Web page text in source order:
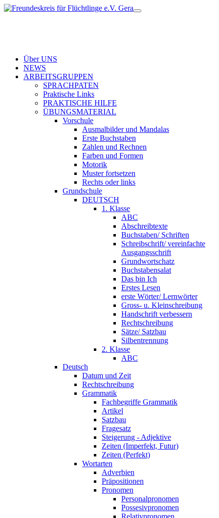
Über UNS
NEWS
ARBEITSGRUPPEN
SPRACHPATEN
Praktische Links
PRAKTISCHE HILFE
ÜBUNGSMATERIAL
Vorschule
Ausmalbilder und Mandalas
Erste Buchstaben
Zahlen und Rechnen
Farben und Formen
Motorik
Muster fortsetzen
Rechts oder links
Grundschule
DEUTSCH
1. Klasse
ABC
Abschreibtexte
Buchstaben/ Schriften
Schreibschrift/ vereinfachte
Ausgangsschrift
Grundwortschatz
Buchstabensalat
Das bin Ich
Erstes Lesen
erste Wörter/ Lernwörter
Gross- u. Kleinschreibung
Handschrift verbessern
Rechtschreibung
Sätze/ Satzbau
Silbentrennung
2. Klasse
ABC
Deutsch
Datum und Zeit
Rechtschreibung
Grammatik
Fachbegriffe Grammatik
Artikel
Satzbau
Fragesatz
Steigerung - Adjektive
Zeiten (Imperfekt, Futur)
Zeiten (Perfekt)
Wortarten
Adverbien
Präpositionen
Pronomen
Personalpronomen
Possesivpronomen
Relativpronomen